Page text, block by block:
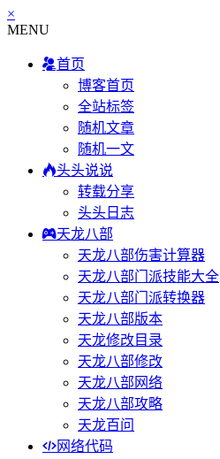
×
MENU
首页
博客首页
全站标签
随机文章
随机一文
头头说说
转载分享
头头日志
天龙八部
天龙八部伤害计算器
天龙八部门派技能大全
天龙八部门派转换器
天龙八部版本
天龙修改目录
天龙八部修改
天龙八部网络
天龙八部攻略
天龙百问
网络代码